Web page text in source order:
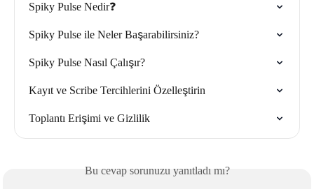
Spiky Pulse Nedir❓
Spiky Pulse ile Neler Başarabilirsiniz?
Spiky Pulse Nasıl Çalışır?
Kayıt ve Scribe Tercihlerini Özelleştirin
Toplantı Erişimi ve Gizlilik
Bu cevap sorunuzu yanıtladı mı?